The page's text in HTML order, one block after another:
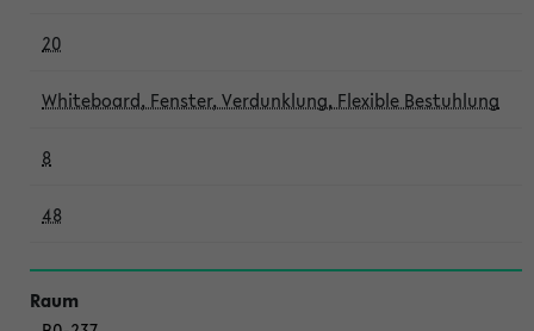
20
Whiteboard, Fenster, Verdunklung, Flexible Bestuhlung
8
48